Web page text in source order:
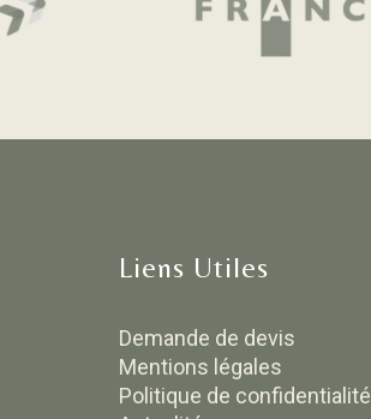
Liens Utiles
Demande de devis
Mentions légales
Politique de confidentialité